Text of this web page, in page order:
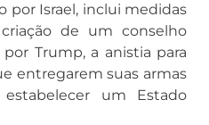
por Israel, inclui medidas
de um conselho
Trump, a anistia para
entregarem suas armas
um Estado